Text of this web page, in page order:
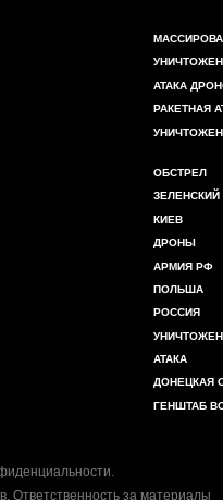
АТАКА
РАКЕТНАЯ
ОБСТРЕЛ
КИЕВ
ДРОНЫ
АРМИЯ РФ
ПОЛЬША
РОССИЯ
АТАКА
ДОНЕЦКАЯ
ГЕНШТАБ
.
Ответственность за материалы